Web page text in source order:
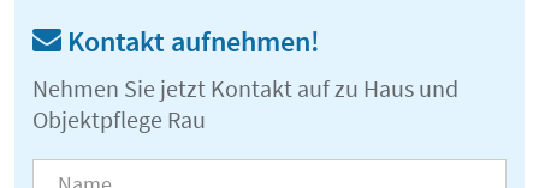
Kontakt aufnehmen!
Nehmen Sie jetzt Kontakt auf zu Haus und
Objektpflege Rau